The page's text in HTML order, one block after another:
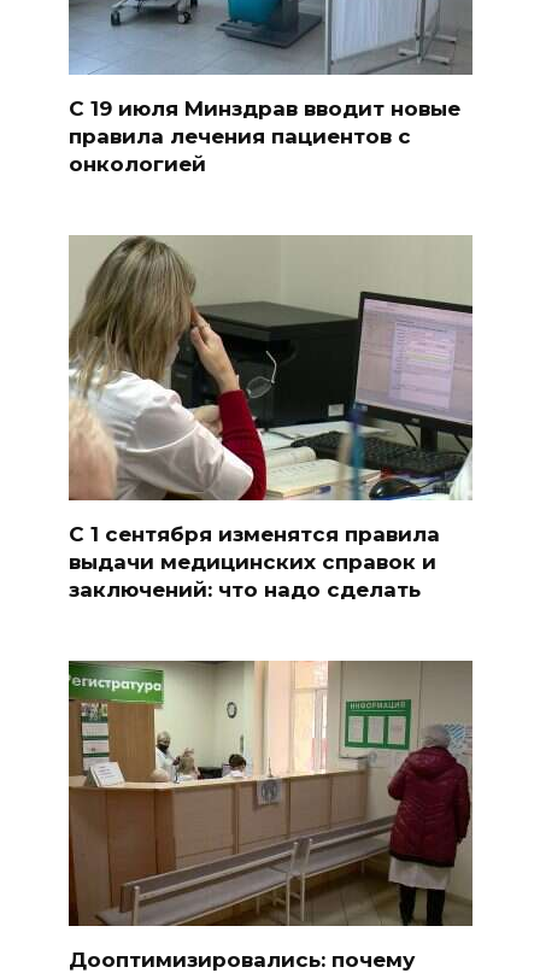
С 19 июля Минздрав вводит новые
правила лечения пациентов с
онкологией
С 1 сентября изменятся правила
выдачи медицинских справок и
заключений: что надо сделать
Дооптимизировались: почему